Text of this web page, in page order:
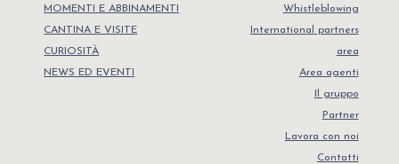
MOMENTI E ABBINAMENTI
CANTINA E VISITE
CURIOSITÀ
NEWS ED EVENTI
Whistleblowing
International partners
area
Area agenti
Il gruppo
Partner
Lavora con noi
Contatti